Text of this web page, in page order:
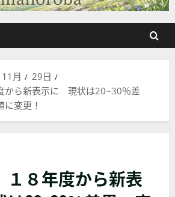
11月
29日
から新表示に 現状は20~30％差
変更！
１８年度から新表